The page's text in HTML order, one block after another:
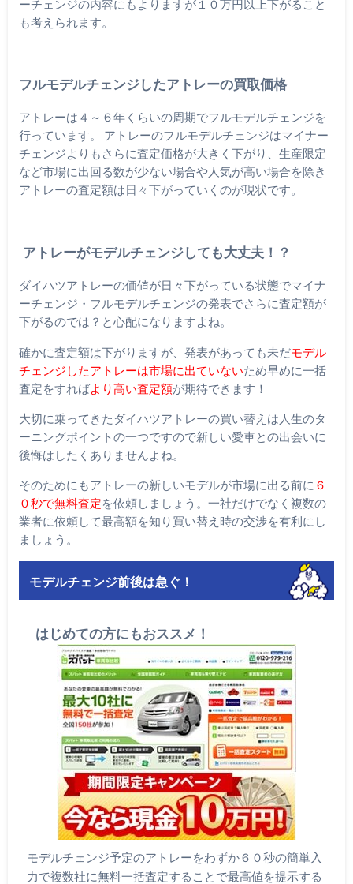
ーチェンジの内容にもよりますが１０万円以上下がること
も考えられます。
フルモデルチェンジしたアトレーの買取価格
アトレーは４～６年くらいの周期でフルモデルチェンジを
行っています。 アトレーのフルモデルチェンジはマイナー
チェンジよりもさらに査定価格が大きく下がり、生産限定
など市場に出回る数が少ない場合や人気が高い場合を除き
アトレーの査定額は日々下がっていくのが現状です。
アトレーがモデルチェンジしても大丈夫！？
ダイハツアトレーの価値が日々下がっている状態でマイナ
ーチェンジ・フルモデルチェンジの発表でさらに査定額が
下がるのでは？と心配になりますよね。
確かに査定額は下がりますが、発表があっても未だモデル
チェンジしたアトレーは市場に出ていないため早めに一括
査定をすればより高い査定額が期待できます！
大切に乗ってきたダイハツアトレーの買い替えは人生のタ
ーニングポイントの一つですので新しい愛車との出会いに
後悔はしたくありませんよね。
そのためにもアトレーの新しいモデルが市場に出る前に ６
０秒で無料査定を依頼しましょう。一社だけでなく複数の
業者に依頼して最高額を知り買い替え時の交渉を有利にし
ましょう。
モデルチェンジ前後は急ぐ！
はじめての方にもおススメ！
モデルチェンジ予定のアトレーをわずか６０秒の簡単入
力で複数社に無料一括査定することで最高値を提示する